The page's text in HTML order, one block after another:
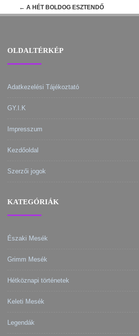
Post
← A HÉT BOLDOG ESZTENDŐ
OLDALTÉRKÉP
Adatkezelési Tájékoztató
GY.I.K
Impresszum
Kezdőoldal
Szerzői jogok
KATEGÓRIÁK
Északi Mesék
Grimm Mesék
Hétköznapi történetek
Keleti Mesék
Legendák